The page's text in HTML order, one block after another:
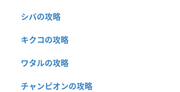
シバの攻略
キクコの攻略
ワタルの攻略
チャンピオンの攻略